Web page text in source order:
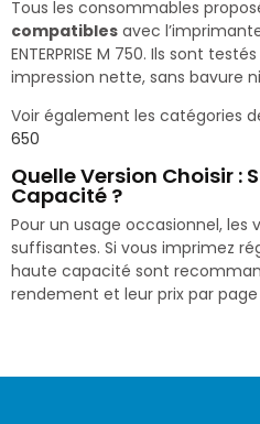
Tous les consommables
compatibles avec l’imprimante
ENTERPRISE M 750. Ils sont
impression nette, sans bavure
Voir également les catégories
650
Quelle Version Choisir :
Capacité ?
Pour un usage occasionnel, les
suffisantes. Si vous imprimez
haute capacité sont
rendement et leur prix par